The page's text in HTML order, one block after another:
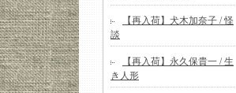
【再入荷】犬木加奈子 / 怪
談
【再入荷】永久保貴一 / 生
き人形